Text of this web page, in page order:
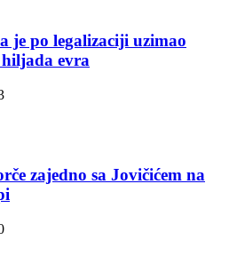
je po legalizaciji uzimao
evra
zajedno sa Jovičićem na